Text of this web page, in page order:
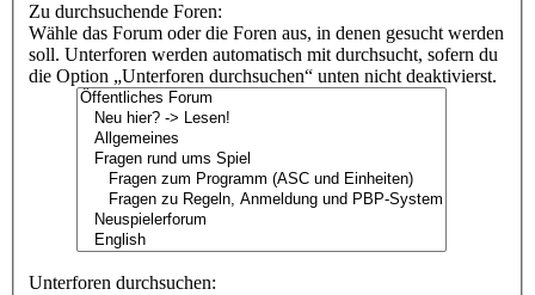
Zu durchsuchende Foren:
Wähle das Forum oder die Foren aus, in denen gesucht werden
soll. Unterforen werden automatisch mit durchsucht, sofern du
die Option „Unterforen durchsuchen“ unten nicht deaktivierst.
Unterforen durchsuchen: